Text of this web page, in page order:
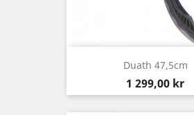
Duath 47,5cm
Pris
1 299,00 kr